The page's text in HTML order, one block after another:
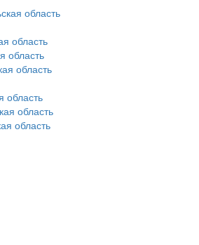
область
область
область
область
область
область
область